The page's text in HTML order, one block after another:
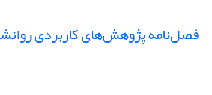
فصل‌نامه پژوهش‌های کاربردی